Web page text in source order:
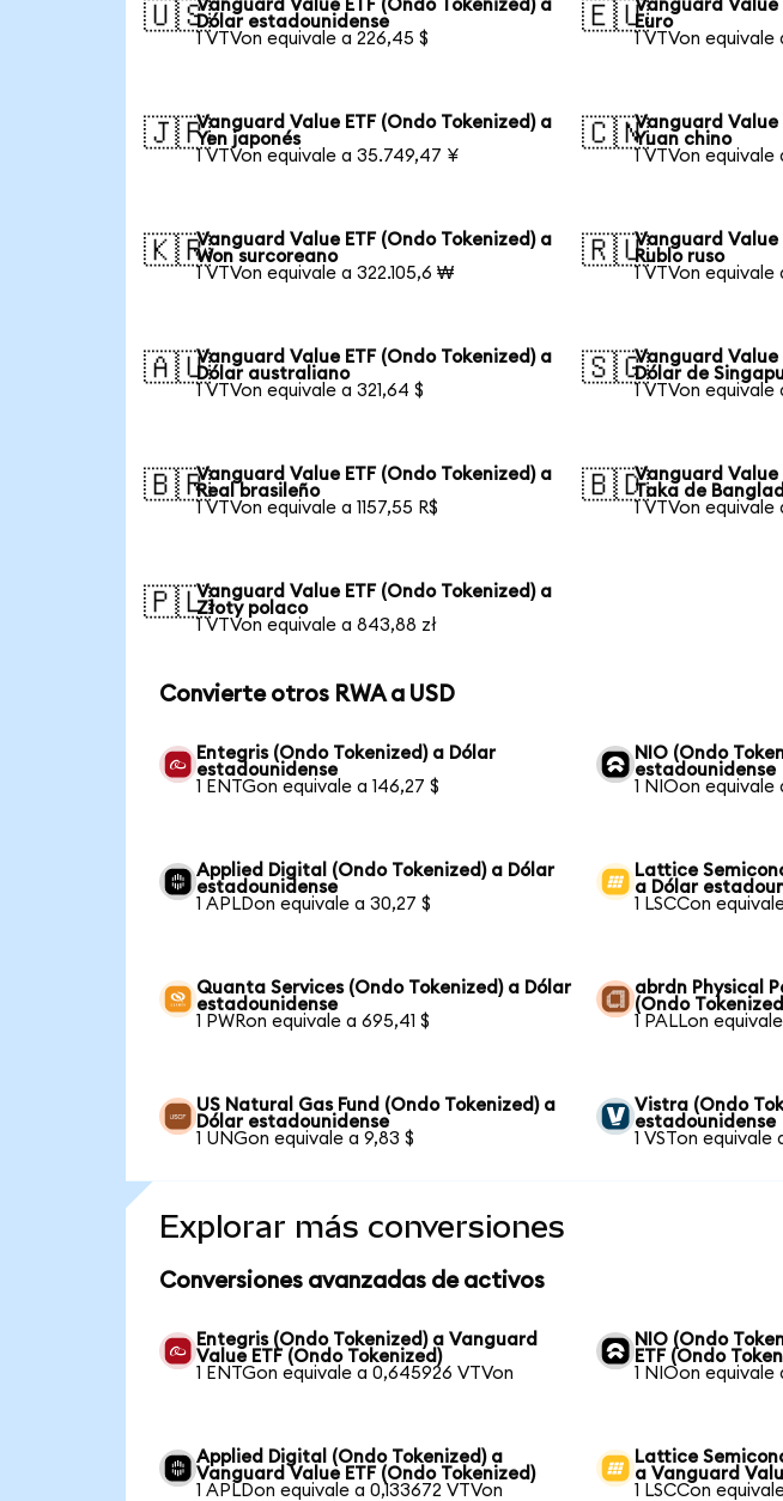
🇺🇸Vanguard Value ETF (Ondo Tokenized) a
Dólar estadounidense
1 VTVon equivale a 226,45 $
🇪🇺Vanguard Value
Euro
1 VTVon equivale
🇯🇵Vanguard Value ETF (Ondo Tokenized) a
Yen japonés
1 VTVon equivale a 35.749,47 ¥
🇨🇳Vanguard Value
Yuan chino
1 VTVon equivale
🇰🇷Vanguard Value ETF (Ondo Tokenized) a
Won surcoreano
1 VTVon equivale a 322.105,6 ₩
🇷🇺Vanguard Value
Rublo ruso
1 VTVon equivale
🇦🇺Vanguard Value ETF (Ondo Tokenized) a
Dólar australiano
1 VTVon equivale a 321,64 $
🇸🇬Vanguard Value
Dólar de
1 VTVon equivale
🇧🇷Vanguard Value ETF (Ondo Tokenized) a
Real brasileño
1 VTVon equivale a 1157,55 R$
🇧🇩Vanguard Value
Taka de
1 VTVon equivale
🇵🇱Vanguard Value ETF (Ondo Tokenized) a
Złoty polaco
1 VTVon equivale a 843,88 zł
Convierte otros RWA a USD
Entegris (Ondo Tokenized) a Dólar
estadounidense
1 ENTGon equivale a 146,27 $
NIO (Ondo
estadounidense
1 NIOon equivale
Applied Digital (Ondo Tokenized) a Dólar
estadounidense
1 APLDon equivale a 30,27 $
Lattice
a Dólar
1 LSCCon
Quanta Services (Ondo Tokenized) a Dólar
estadounidense
1 PWRon equivale a 695,41 $
abrdn Physical
(Ondo
1 PALLon
US Natural Gas Fund (Ondo Tokenized) a
Dólar estadounidense
1 UNGon equivale a 9,83 $
Vistra (Ondo
estadounidense
1 VSTon equivale
Explorar más conversiones
Conversiones avanzadas de activos
Entegris (Ondo Tokenized) a Vanguard
Value ETF (Ondo Tokenized)
1 ENTGon equivale a 0,645926 VTVon
NIO (Ondo
ETF (Ondo
1 NIOon equivale
Applied Digital (Ondo Tokenized) a
Vanguard Value ETF (Ondo Tokenized)
1 APLDon equivale a 0,133672 VTVon
Lattice
a Vanguard
1 LSCCon